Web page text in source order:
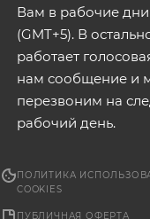
Вам в рабочие дни
(GMT+5). В
работает
нам сообщение и
перезвоним на
рабочий день.
ПОЛИТИКА
COOKIES
ПУБЛИЧНАЯ ОФЕРТА